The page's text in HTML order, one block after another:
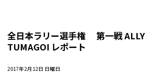
全日本ラリー選手権 第一戦
TUMAGOI レポート
2017年2月12日 日曜日